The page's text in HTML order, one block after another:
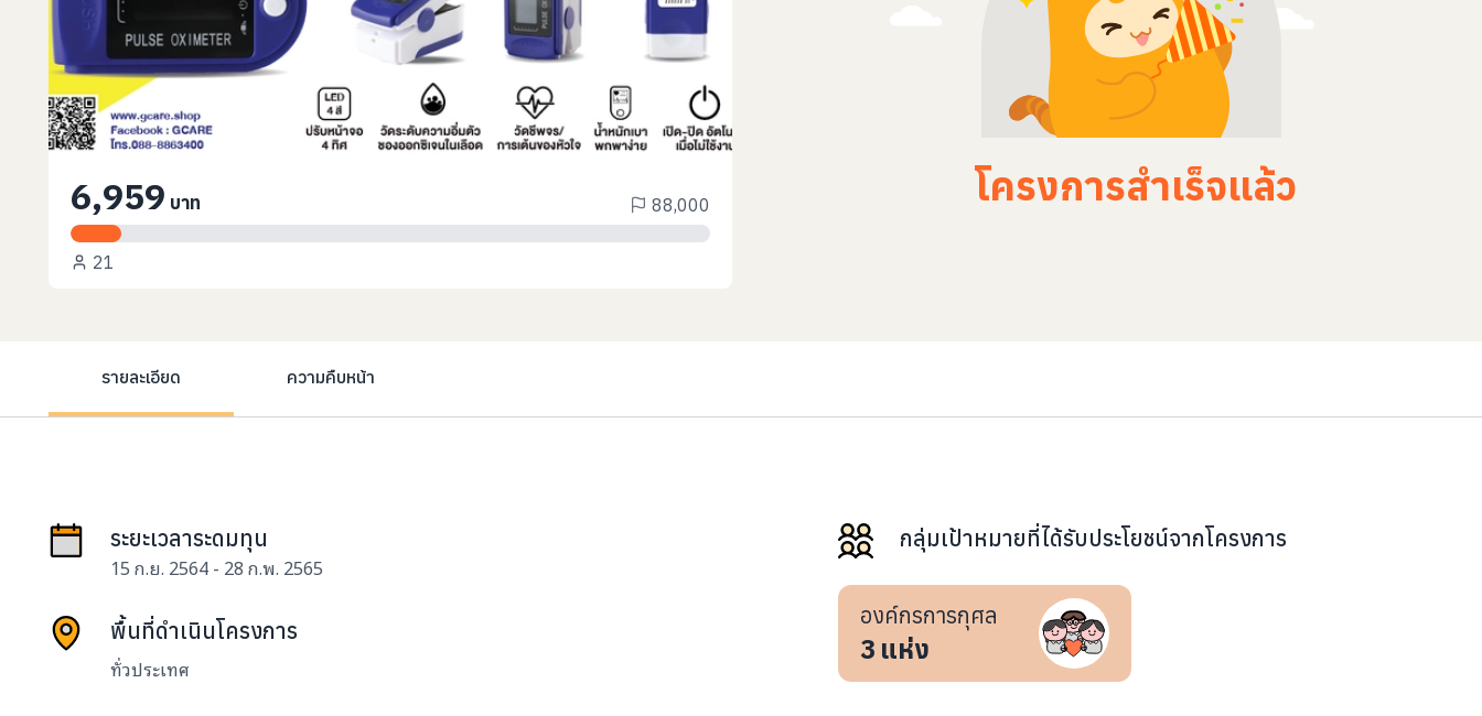
6,959 บาท 88,000
21
โครงการสำเร็จแล้ว
รายละเอียด ความคืบหน้า
ระยะเวลาระดมทุน
15 ก.ย. 2564 - 28 ก.พ. 2565
พื้นที่ดำเนินโครงการ
ทั่วประเทศ
กลุ่มเป้าหมายที่ได้รับประโยชน์จากโครงการ
องค์กรการกุศล
3 แห่ง